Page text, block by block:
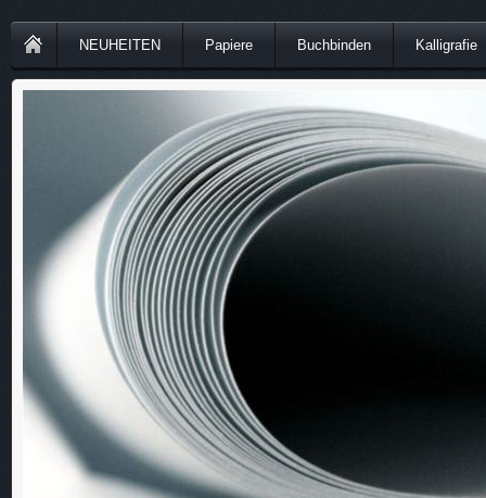
NEUHEITEN Papiere Buchbinden Kalligrafie